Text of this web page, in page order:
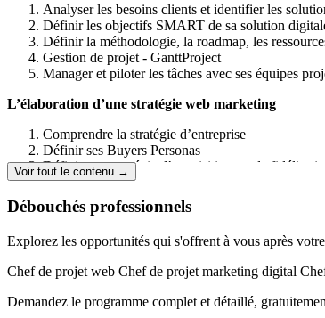
Analyser les besoins clients et identifier les
Définir les objectifs SMART de sa solution
Définir la méthodologie, la roadmap, les
Gestion de projet - GanttProject
Manager et piloter les tâches avec ses équipes
L’élaboration d’une stratégie web marketing
Comprendre la stratégie d’entreprise
Définir ses Buyers Personas
Définir une stratégie d’acquisition ou de
Le SEO au service de sa stratégie webmarketing
Définir sa stratégie de contenu
Analyser son référencement avec Google
Réaliser une maquette UX/UI d’une interface web
Voir tout le contenu →
Débouchés professionnels
Explorez les opportunités qui s'offrent à vous après
Chef de projet web Chef de projet marketing digital
Demandez le programme complet et détaillé,